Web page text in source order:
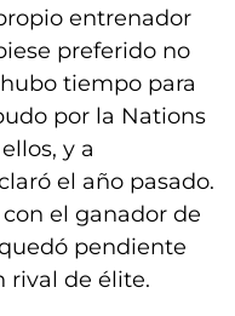
entrenador
preferido no
tiempo para
por la Nations
y a
el año pasado.
el ganador de
pendiente
rival de élite.